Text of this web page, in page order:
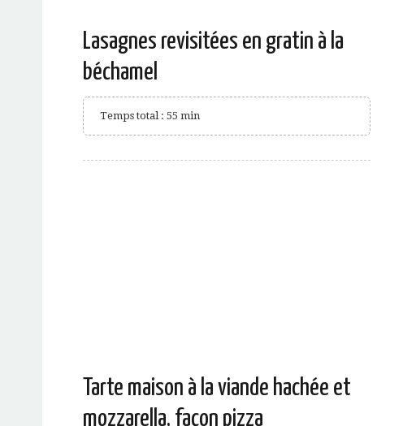
Lasagnes revisitées en gratin à la
béchamel
Temps total : 55 min
Tarte maison à la viande hachée et
mozzarella, façon pizza